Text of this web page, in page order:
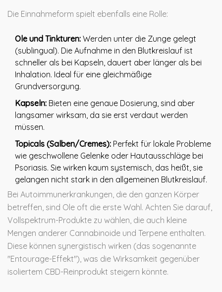
Die Einnahmeform spielt ebenfalls eine Rolle:
Ole und Tinkturen: Werden unter die Zunge gelegt
(sublingual). Die Aufnahme in den Blutkreislauf ist
schneller als bei Kapseln, dauert aber länger als bei
Inhalation. Ideal für eine gleichmäßige
Grundversorgung.
Kapseln: Bieten eine genaue Dosierung, sind aber
langsamer wirksam, da sie erst verdaut werden
müssen.
Topicals (Salben/Cremes): Perfekt für lokale Probleme
wie geschwollene Gelenke oder Hautausschläge bei
Psoriasis. Sie wirken kaum systemisch, das heißt, sie
gelangen nicht stark in den allgemeinen Blutkreislauf.
Bei Autoimmunerkrankungen, die den ganzen Körper
betreffen, sind Ole oft die erste Wahl. Achten Sie darauf,
Vollspektrum-Produkte zu wählen, die auch kleine
Mengen anderer Cannabinoide und Terpene enthalten.
Diese können synergistisch wirken (das sogenannte
"Entourage-Effekt"), was die Wirksamkeit gegenüber
isoliertem CBD-Reinprodukt steigern könnte.